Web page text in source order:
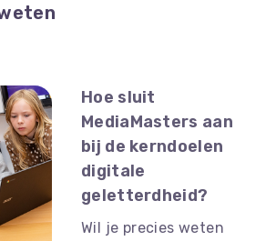
Hoe sluit
MediaMasters aan
bij de kerndoelen
digitale
geletterdheid?
Wil je precies weten